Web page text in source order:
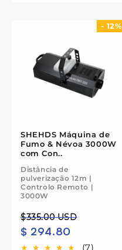
- 12%
SHEHDS Máquina de
Fumo & Névoa 3000W
com Con..
Distância de
pulverização 12m |
Controlo Remoto |
3000W
Preço
normal
$335.00 USD
Preço
de
saldo
$ 294.80
(7)